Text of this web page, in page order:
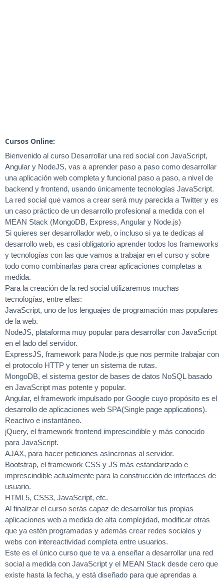
Cursos Online:
Bienvenido al curso Desarrollar una red social con JavaScript,
Angular y NodeJS, vas a aprender paso a paso como desarrollar
una aplicación web completa y funcional paso a paso, a nivel de
backend y frontend, usando únicamente tecnologías JavaScript.
La red social que vamos a crear será muy parecida a Twitter y es
un caso práctico de un desarrollo profesional a medida con el
MEAN Stack (MongoDB, Express, Angular y Node.js)
Si quieres ser desarrollador web, o incluso si ya te dedicas al
desarrollo web, es casi obligatorio aprender todos los frameworks
y tecnologías con las que vamos a trabajar en el curso y sobre
todo como combinarlas para crear aplicaciones completas a
medida.
Para la creación de la red social utilizaremos muchas
tecnologías, entre ellas:
JavaScript, uno de los lenguajes de programación mas populares
de la web.
NodeJS, plataforma muy popular para desarrollar con JavaScript
en el lado del servidor.
ExpressJS, framework para Node.js que nos permite trabajar con
el protocolo HTTP y tener un sistema de rutas.
MongoDB, el sistema gestor de bases de datos NoSQL basado
en JavaScript mas potente y popular.
Angular, el framework impulsado por Google cuyo propósito es el
desarrollo de aplicaciones web SPA(Single page applications).
Reactivo e instantáneo.
jQuery, el framework frontend imprescindible y más conocido
para JavaScript.
AJAX, para hacer peticiones asíncronas al servidor.
Bootstrap, el framework CSS y JS más estandarizado e
imprescindible actualmente para la construcción de interfaces de
usuario.
HTML5, CSS3, JavaScript, etc.
Al finalizar el curso serás capaz de desarrollar tus propias
aplicaciones web a medida de alta complejidad, modificar otras
que ya estén programadas y además crear redes sociales y
webs con intereactividad completa entre usuarios.
Este es el único curso que te va a enseñar a desarrollar una red
social a medida con JavaScript y el MEAN Stack desde cero que
existe hasta la fecha, y está diseñado para que aprendas a